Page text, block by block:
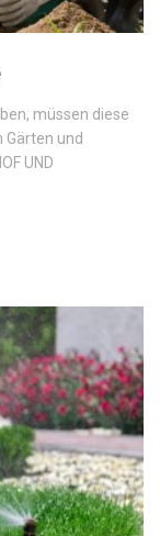
müssen diese
und
UND